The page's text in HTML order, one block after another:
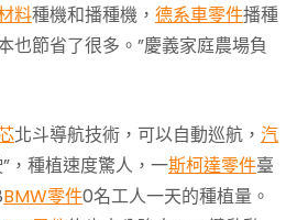
料種機和播種機， 德系車零件播種
也節省了很多。”慶義家庭農場負
北斗導航技術，可以自動巡航， 汽
，種植速度驚人，一斯柯達零件臺
BMW零件0名工人一天的種植量。